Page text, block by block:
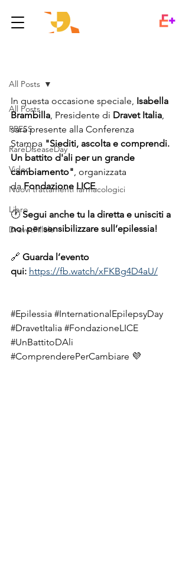
All Posts
PRESS
RareDiseaseDay
Video
Nuovi trattamenti farmacologici
Libro
DravetPillole
All Posts
In questa occasione speciale, Isabella
Brambilla, Presidente di Dravet Italia,
sarà presente alla Conferenza
Stampa "Siediti, ascolta e comprendi.
Un battito d'ali per un grande
cambiamento", organizzata
da Fondazione LICE.
🕐 Segui anche tu la diretta e unisciti a
noi per sensibilizzare sull’epilessia!
🔗 Guarda l’evento
qui: https://fb.watch/xFKBg4D4aU/
#Epilessia #InternationalEpilepsyDay
#DravetItalia #FondazioneLICE
#UnBattitoDAli
#ComprenderePerCambiare 💜